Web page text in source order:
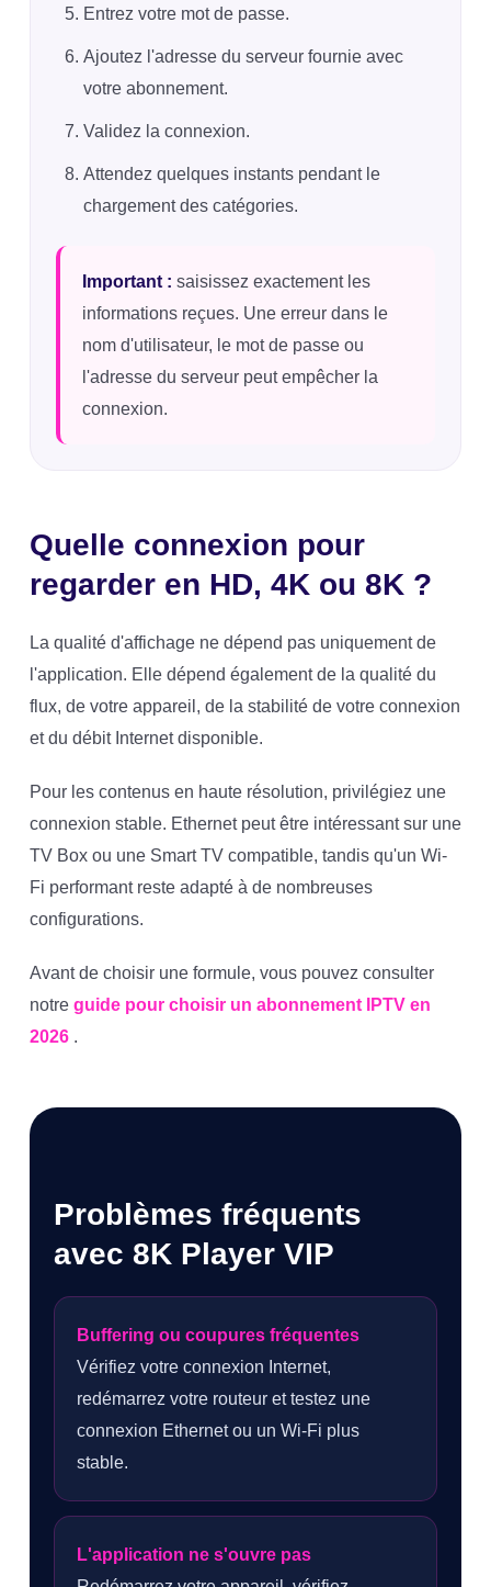
Entrez votre mot de passe.
Ajoutez l'adresse du serveur fournie avec
votre abonnement.
Validez la connexion.
Attendez quelques instants pendant le
chargement des catégories.
Important : saisissez exactement les
informations reçues. Une erreur dans le
nom d'utilisateur, le mot de passe ou
l'adresse du serveur peut empêcher la
connexion.
Quelle connexion pour
regarder en HD, 4K ou 8K ?
La qualité d'affichage ne dépend pas uniquement de
l'application. Elle dépend également de la qualité du
flux, de votre appareil, de la stabilité de votre connexion
et du débit Internet disponible.
Pour les contenus en haute résolution, privilégiez une
connexion stable. Ethernet peut être intéressant sur une
TV Box ou une Smart TV compatible, tandis qu'un Wi-
Fi performant reste adapté à de nombreuses
configurations.
Avant de choisir une formule, vous pouvez consulter
notre guide pour choisir un abonnement IPTV en
2026 .
Problèmes fréquents
avec 8K Player VIP
Buffering ou coupures fréquentes
Vérifiez votre connexion Internet,
redémarrez votre routeur et testez une
connexion Ethernet ou un Wi-Fi plus
stable.
L'application ne s'ouvre pas